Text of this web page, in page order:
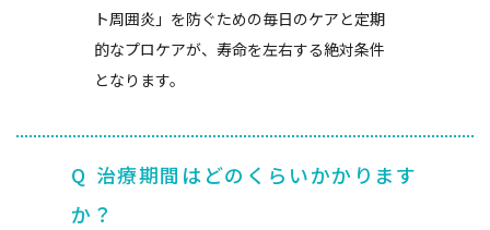
ト周囲炎」を防ぐための毎日のケアと定期
的なプロケアが、寿命を左右する絶対条件
となります。
Q 治療期間はどのくらいかかります
か？